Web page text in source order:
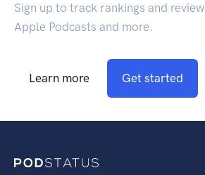
Sign up to track rankings and
Apple Podcasts and more.
Learn more Get started